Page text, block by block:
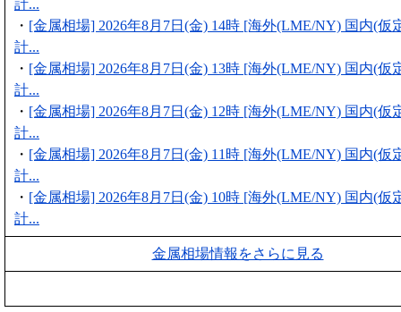
計...
・ [金属相場] 2026年8月7日(金) 14時 [海外(LME/NY) 国内(仮
計...
・ [金属相場] 2026年8月7日(金) 13時 [海外(LME/NY) 国内(仮
計...
・ [金属相場] 2026年8月7日(金) 12時 [海外(LME/NY) 国内(仮
計...
・ [金属相場] 2026年8月7日(金) 11時 [海外(LME/NY) 国内(仮
計...
・ [金属相場] 2026年8月7日(金) 10時 [海外(LME/NY) 国内(仮
計...
金属相場情報をさらに見る